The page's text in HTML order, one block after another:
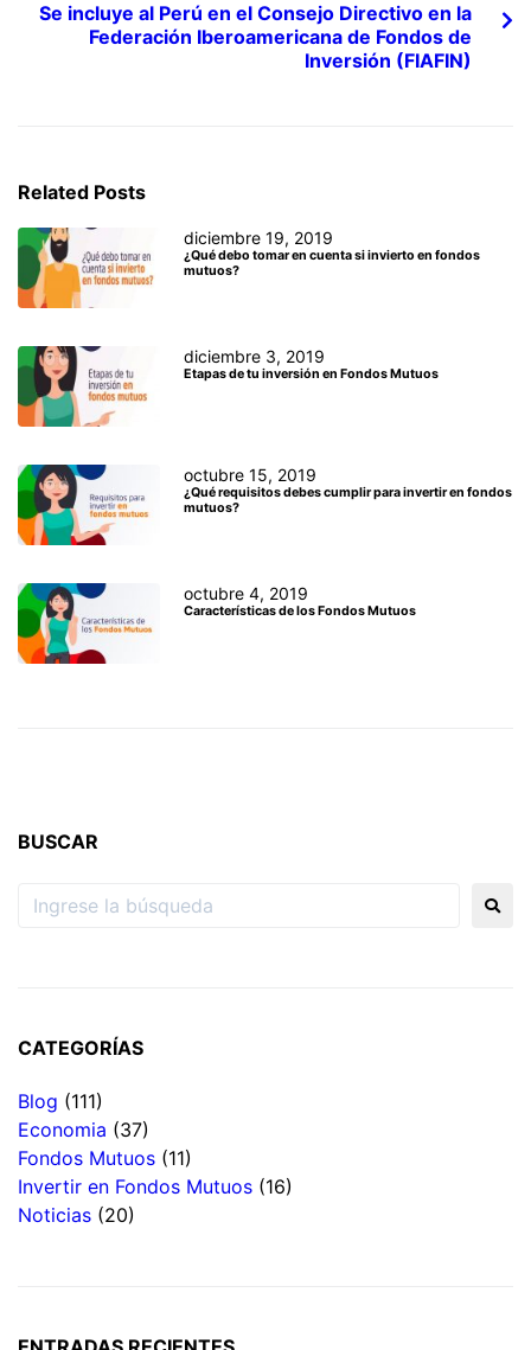
Se incluye al Perú en el Consejo Directivo en la
Federación Iberoamericana de Fondos de
Inversión (FIAFIN)
Related Posts
diciembre 19, 2019
¿Qué debo tomar en cuenta si invierto en fondos
mutuos?
diciembre 3, 2019
Etapas de tu inversión en Fondos Mutuos
octubre 15, 2019
¿Qué requisitos debes cumplir para invertir en fondos
mutuos?
octubre 4, 2019
Características de los Fondos Mutuos
BUSCAR
CATEGORÍAS
Blog (111)
Economia (37)
Fondos Mutuos (11)
Invertir en Fondos Mutuos (16)
Noticias (20)